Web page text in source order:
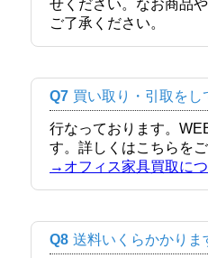
せください。なお商品
ご了承ください。
Q7 買い取り・引取をし
行なっております。
す。詳しくはこちらを
→オフィス家具買取に
Q8 送料いくらかかりま